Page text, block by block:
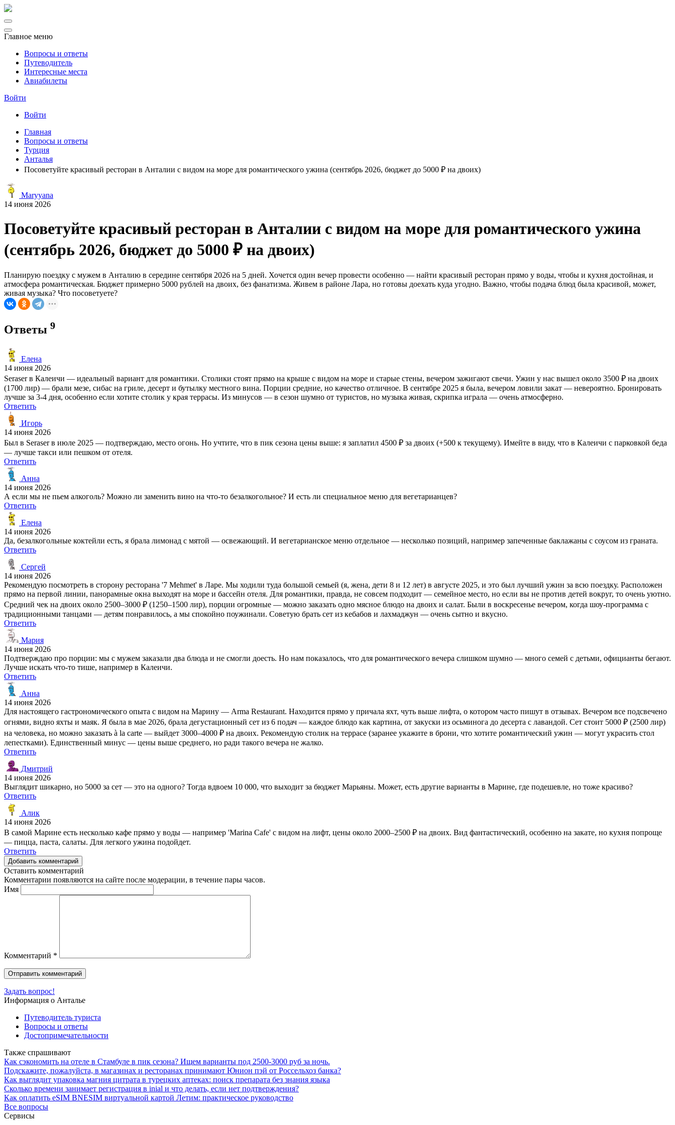
Главное меню
Вопросы и ответы
Путеводитель
Интересные места
Авиабилеты
Войти
Войти
Главная
Вопросы и ответы
Турция
Анталья
Посоветуйте красивый ресторан в Анталии с видом на море для романтического ужина (сентябрь 2026, бюджет до 5000 ₽ на двоих)
Maryyana
14 июня 2026
Посоветуйте красивый ресторан в Анталии с видом на море для романтического ужина
(сентябрь 2026, бюджет до 5000 ₽ на двоих)
Планирую поездку с мужем в Анталию в середине сентября 2026 на 5 дней. Хочется один вечер провести особенно — найти красивый ресторан прямо у воды, чтобы и кухня достойная, и
атмосфера романтическая. Бюджет примерно 5000 рублей на двоих, без фанатизма. Живем в районе Лара, но готовы доехать куда угодно. Важно, чтобы подача блюд была красивой, может,
живая музыка? Что посоветуете?
Ответы 9
Елена
14 июня 2026
Seraser в Калеичи — идеальный вариант для романтики. Столики стоят прямо на крыше с видом на море и старые стены, вечером зажигают свечи. Ужин у нас вышел около 3500 ₽ на двоих
(1700 лир) — брали мезе, сибас на гриле, десерт и бутылку местного вина. Порции средние, но качество отличное. В сентябре 2025 я была, вечером ловили закат — невероятно. Бронировать
лучше за 3-4 дня, особенно если хотите столик у края террасы. Из минусов — в сезон шумно от туристов, но музыка живая, скрипка играла — очень атмосферно.
Ответить
Игорь
14 июня 2026
Был в Seraser в июле 2025 — подтверждаю, место огонь. Но учтите, что в пик сезона цены выше: я заплатил 4500 ₽ за двоих (+500 к текущему). Имейте в виду, что в Калеичи с парковкой беда
— лучше такси или пешком от отеля.
Ответить
Анна
14 июня 2026
А если мы не пьем алкоголь? Можно ли заменить вино на что-то безалкогольное? И есть ли специальное меню для вегетарианцев?
Ответить
Елена
14 июня 2026
Да, безалкогольные коктейли есть, я брала лимонад с мятой — освежающий. И вегетарианское меню отдельное — несколько позиций, например запеченные баклажаны с соусом из граната.
Ответить
Сергей
14 июня 2026
Рекомендую посмотреть в сторону ресторана '7 Mehmet' в Ларе. Мы ходили туда большой семьей (я, жена, дети 8 и 12 лет) в августе 2025, и это был лучший ужин за всю поездку. Расположен
прямо на первой линии, панорамные окна выходят на море и бассейн отеля. Для романтики, правда, не совсем подходит — семейное место, но если вы не против детей вокруг, то очень уютно.
Средний чек на двоих около 2500–3000 ₽ (1250–1500 лир), порции огромные — можно заказать одно мясное блюдо на двоих и салат. Были в воскресенье вечером, когда шоу-программа с
традиционными танцами — детям понравилось, а мы спокойно поужинали. Советую брать сет из кебабов и лахмаджун — очень сытно и вкусно.
Ответить
Мария
14 июня 2026
Подтверждаю про порции: мы с мужем заказали два блюда и не смогли доесть. Но нам показалось, что для романтического вечера слишком шумно — много семей с детьми, официанты бегают.
Лучше искать что-то тише, например в Калеичи.
Ответить
Анна
14 июня 2026
Для настоящего гастрономического опыта с видом на Марину — Arma Restaurant. Находится прямо у причала яхт, чуть выше лифта, о котором часто пишут в отзывах. Вечером все подсвечено
огнями, видно яхты и маяк. Я была в мае 2026, брала дегустационный сет из 6 подач — каждое блюдо как картина, от закуски из осьминога до десерта с лавандой. Сет стоит 5000 ₽ (2500 лир)
на человека, но можно заказать à la carte — выйдет 3000–4000 ₽ на двоих. Рекомендую столик на террасе (заранее укажите в брони, что хотите романтический ужин — могут украсить стол
лепестками). Единственный минус — цены выше среднего, но ради такого вечера не жалко.
Ответить
Дмитрий
14 июня 2026
Выглядит шикарно, но 5000 за сет — это на одного? Тогда вдвоем 10 000, что выходит за бюджет Марьяны. Может, есть другие варианты в Марине, где подешевле, но тоже красиво?
Ответить
Алик
14 июня 2026
В самой Марине есть несколько кафе прямо у воды — например 'Marina Cafe' с видом на лифт, цены около 2000–2500 ₽ на двоих. Вид фантастический, особенно на закате, но кухня попроще
— пицца, паста, салаты. Для легкого ужина подойдет.
Ответить
Добавить комментарий
Оставить комментарий
Комментарии появляются на сайте после модерации, в течение пары часов.
Имя
Комментарий *
Задать вопрос!
Информация о Анталье
Путеводитель туриста
Вопросы и ответы
Достопримечательности
Также спрашивают
Как сэкономить на отеле в Стамбуле в пик сезона? Ищем варианты под 2500-3000 руб за ночь.
Подскажите, пожалуйста, в магазинах и ресторанах принимают Юнион пэй от Россельхоз банка?
Как выглядит упаковка магния цитрата в турецких аптеках: поиск препарата без знания языка
Сколько времени занимает регистрация в inial и что делать, если нет подтверждения?
Как оплатить eSIM BNESIM виртуальной картой Летим: практическое руководство
Все вопросы
Сервисы